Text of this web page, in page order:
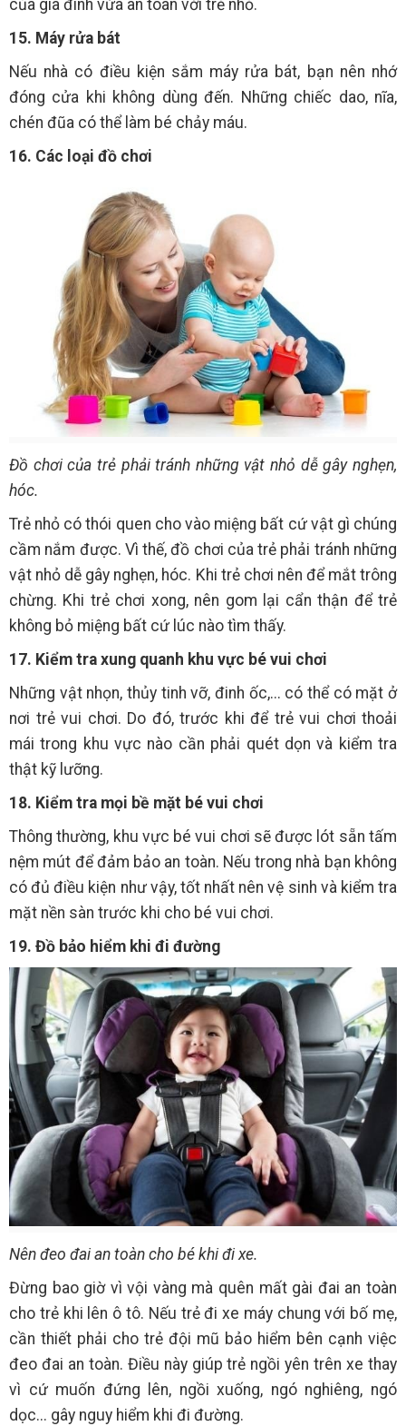
của gia đình vừa an toàn với trẻ nhỏ.
15. Máy rửa bát
Nếu nhà có điều kiện sắm máy rửa bát, bạn nên nhớ
đóng cửa khi không dùng đến. Những chiếc dao, nĩa,
chén đũa có thể làm bé chảy máu.
16. Các loại đồ chơi
Đồ chơi của trẻ phải tránh những vật nhỏ dễ gây nghẹn,
hóc.
Trẻ nhỏ có thói quen cho vào miệng bất cứ vật gì chúng
cầm nắm được. Vì thế, đồ chơi của trẻ phải tránh những
vật nhỏ dễ gây nghẹn, hóc. Khi trẻ chơi nên để mắt trông
chừng. Khi trẻ chơi xong, nên gom lại cẩn thận để trẻ
không bỏ miệng bất cứ lúc nào tìm thấy.
17. Kiểm tra xung quanh khu vực bé vui chơi
Những vật nhọn, thủy tinh vỡ, đinh ốc,... có thể có mặt ở
nơi trẻ vui chơi. Do đó, trước khi để trẻ vui chơi thoải
mái trong khu vực nào cần phải quét dọn và kiểm tra
thật kỹ lưỡng.
18. Kiểm tra mọi bề mặt bé vui chơi
Thông thường, khu vực bé vui chơi sẽ được lót sẵn tấm
nệm mút để đảm bảo an toàn. Nếu trong nhà bạn không
có đủ điều kiện như vậy, tốt nhất nên vệ sinh và kiểm tra
mặt nền sàn trước khi cho bé vui chơi.
19. Đồ bảo hiểm khi đi đường
Nên đeo đai an toàn cho bé khi đi xe.
Đừng bao giờ vì vội vàng mà quên mất gài đai an toàn
cho trẻ khi lên ô tô. Nếu trẻ đi xe máy chung với bố mẹ,
cần thiết phải cho trẻ đội mũ bảo hiểm bên cạnh việc
đeo đai an toàn. Điều này giúp trẻ ngồi yên trên xe thay
vì cứ muốn đứng lên, ngồi xuống, ngó nghiêng, ngó
dọc... gây nguy hiểm khi đi đường.